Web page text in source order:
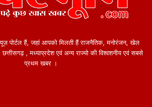
पोर्टल हैं, जहां आपको मिलती हैं राजनैतिक, मनोरंजन, खेल
छत्तीसगढ़ , मध्याप्रदेश एवं अन्य राज्यो की विश्वशनीय एवं सबसे
प्रथम खबर ।